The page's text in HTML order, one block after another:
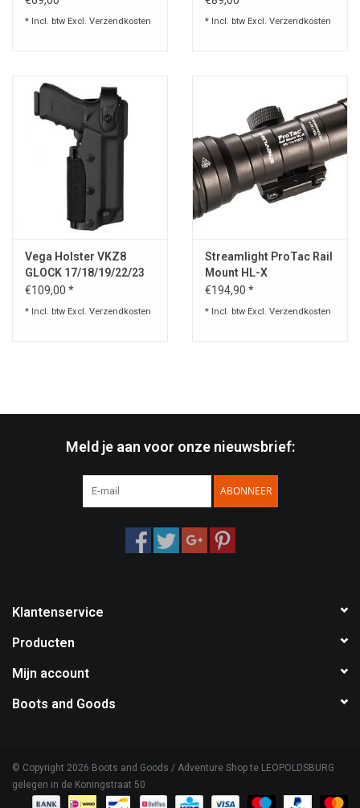
* Incl. btw Excl. Verzendkosten * Incl. btw Excl. Verzendkosten
Vega Holster VKZ8
GLOCK 17/18/19/22/23
€109,00 *
* Incl. btw Excl. Verzendkosten
Streamlight ProTac Rail
Mount HL-X
€194,90 *
* Incl. btw Excl. Verzendkosten
Meld je aan voor onze nieuwsbrief:
ABONNEER
Klantenservice
Producten
Mijn account
Boots and Goods
© Copyright 2026 Boots and Goods / Adventure Shop te LEOPOLDSBURG
gelegen in de Koningstraat 50